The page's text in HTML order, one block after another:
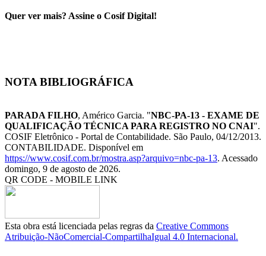
Quer ver mais? Assine o Cosif Digital!
NOTA BIBLIOGRÁFICA
PARADA FILHO, Américo Garcia. "NBC-PA-13 - EXAME DE
QUALIFICAÇÃO TÉCNICA PARA REGISTRO NO CNAI".
COSIF Eletrônico - Portal de Contabilidade. São Paulo, 04/12/2013.
CONTABILIDADE. Disponível em
https://www.cosif.com.br/mostra.asp?arquivo=nbc-pa-13. Acessado
domingo, 9 de agosto de 2026.
QR CODE - MOBILE LINK
Esta obra está licenciada pelas regras da Creative Commons
Atribuição-NãoComercial-CompartilhaIgual 4.0 Internacional.